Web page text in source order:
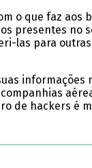
o que faz
presentes
las para
de hackers é